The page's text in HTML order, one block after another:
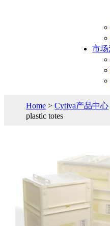
市场
Home >Cytiva产品中心
plastic totes